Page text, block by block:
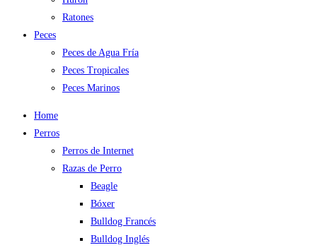
Ratones
Peces
Peces de Agua Fría
Peces Tropicales
Peces Marinos
Home
Perros
Perros de Internet
Razas de Perro
Beagle
Bóxer
Bulldog Francés
Bulldog Inglés